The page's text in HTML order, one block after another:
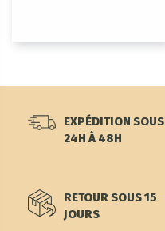
EXPÉDITION SOUS
24H À 48H
RETOUR SOUS 15
JOURS